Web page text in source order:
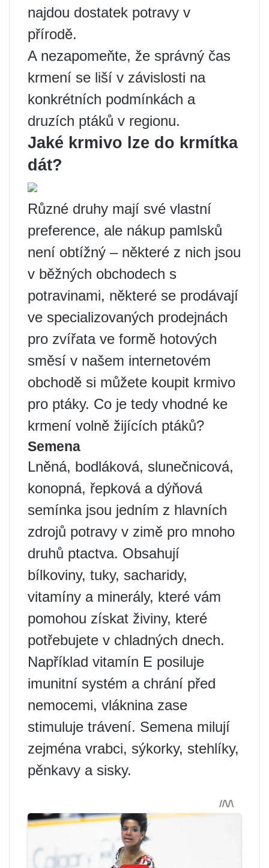
najdou dostatek potravy v
přírodě.
A nezapomeňte, že správný čas
krmení se liší v závislosti na
konkrétních podmínkách a
druzích ptáků v regionu.
Jaké krmivo lze do krmítka
dát?
Různé druhy mají své vlastní
preference, ale nákup pamlsků
není obtížný – některé z nich jsou
v běžných obchodech s
potravinami, některé se prodávají
ve specializovaných prodejnách
pro zvířata ve formě hotových
směsí v našem internetovém
obchodě si můžete koupit krmivo
pro ptáky. Co je tedy vhodné ke
krmení volně žijících ptáků?
Semena
Lněná, bodláková, slunečnicová,
konopná, řepková a dýňová
semínka jsou jedním z hlavních
zdrojů potravy v zimě pro mnoho
druhů ptactva. Obsahují
bílkoviny, tuky, sacharidy,
vitamíny a minerály, které vám
pomohou získat živiny, které
potřebujete v chladných dnech.
Například vitamín E posiluje
imunitní systém a chrání před
nemocemi, vláknina zase
stimuluje trávení. Semena milují
zejména vrabci, sýkorky, stehlíky,
pěnkavy a sisky.